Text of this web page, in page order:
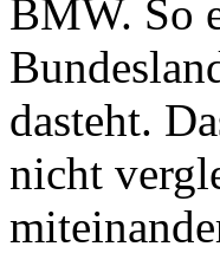
BMW. So
dasteht.
nicht